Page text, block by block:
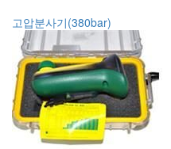
고압분사기(380bar)